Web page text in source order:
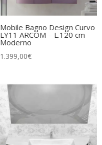
Mobile Bagno Design Curvo
LY11 ARCOM – L.120 cm
Moderno
1.399,00€